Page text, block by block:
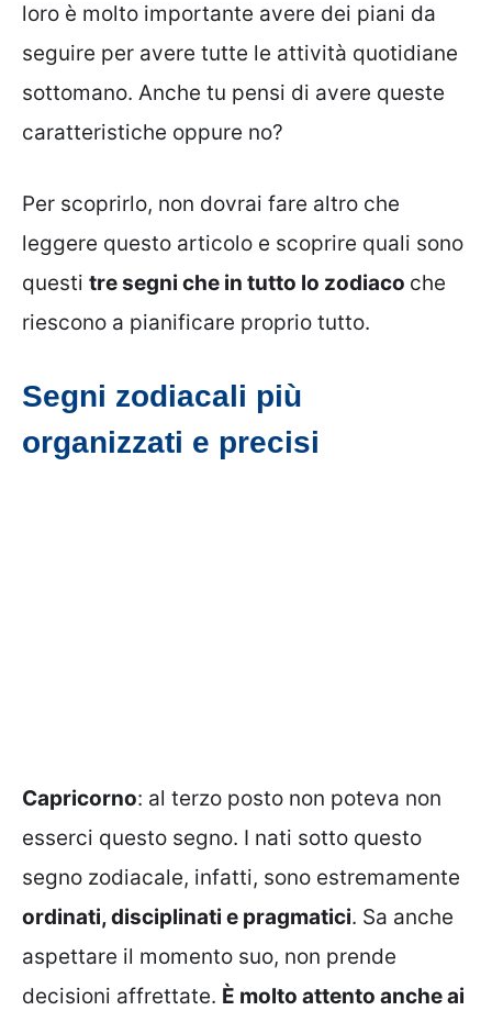
loro è molto importante avere dei piani da
seguire per avere tutte le attività quotidiane
sottomano. Anche tu pensi di avere queste
caratteristiche oppure no?
Per scoprirlo, non dovrai fare altro che
leggere questo articolo e scoprire quali sono
questi tre segni che in tutto lo zodiaco che
riescono a pianificare proprio tutto.
Segni zodiacali più
organizzati e precisi
Capricorno: al terzo posto non poteva non
esserci questo segno. I nati sotto questo
segno zodiacale, infatti, sono estremamente
ordinati, disciplinati e pragmatici. Sa anche
aspettare il momento suo, non prende
decisioni affrettate. È molto attento anche ai